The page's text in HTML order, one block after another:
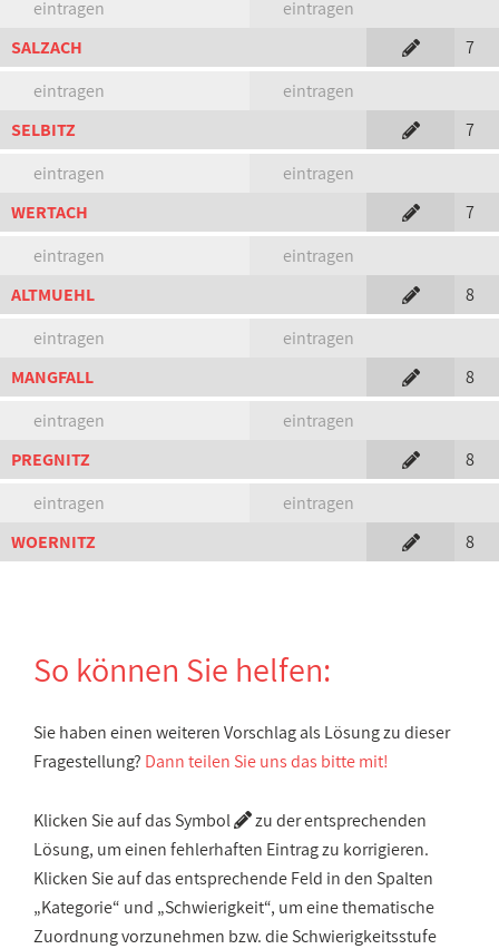
eintragen
eintragen
SALZACH
7
eintragen
eintragen
SELBITZ
7
eintragen
eintragen
WERTACH
7
eintragen
eintragen
ALTMUEHL
8
eintragen
eintragen
MANGFALL
8
eintragen
eintragen
PREGNITZ
8
eintragen
eintragen
WOERNITZ
8
So können Sie helfen:
Sie haben einen weiteren Vorschlag als Lösung zu dieser
Fragestellung? Dann teilen Sie uns das bitte mit!
Klicken Sie auf das Symbol
zu der entsprechenden
Lösung, um einen fehlerhaften Eintrag zu korrigieren.
Klicken Sie auf das entsprechende Feld in den Spalten
„Kategorie“ und „Schwierigkeit“, um eine thematische
Zuordnung vorzunehmen bzw. die Schwierigkeitsstufe